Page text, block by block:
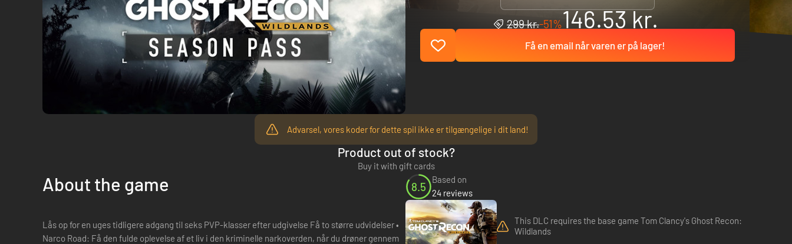
299 kr.-51%146.53 kr.
Få en email når varen er på lager!
Advarsel, vores koder for dette spil ikke er tilgængelige i dit land!
Product out of stock?
Buy it with gift cards
About the game
Lås op for en uges tidligere adgang til seks PVP-klasser efter udgivelse Få to større udvidelser •
Narco Road: Få den fulde oplevelse af et liv i den kriminelle narkoverden, når du drøner gennem
8.5
Based on
24 reviews
This DLC requires the base game Tom Clancy's Ghost Recon:
Wildlands